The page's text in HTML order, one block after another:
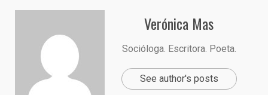
Verónica Mas
Socióloga. Escritora. Poeta.
See author's posts